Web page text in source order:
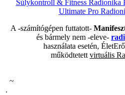
Súlykontroll & Fitness Radionika
Ultimate Pro
A -számítógépen futtatott-
és bármely nem -eleve-
használata esetén,
működtetett virtuális
~
.